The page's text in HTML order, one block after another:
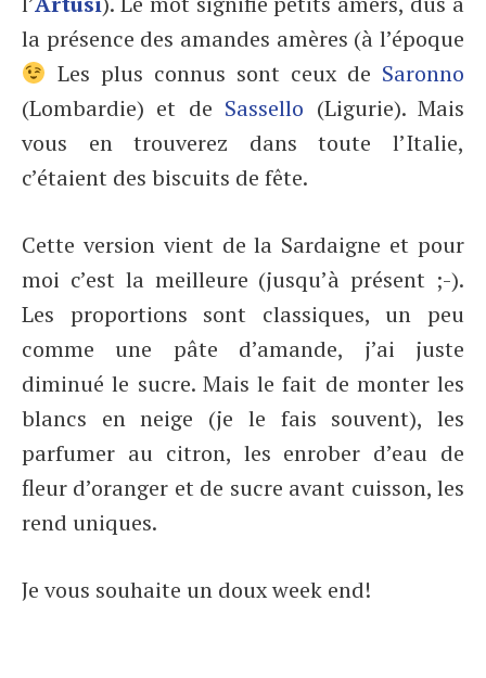
la présence des amandes amères (à l’époque
Les plus connus sont ceux de Saronno
(Lombardie) et de Sassello (Ligurie). Mais
vous en trouverez dans toute l’Italie,
c’étaient des biscuits de fête.
Cette version vient de la Sardaigne et pour
moi c’est la meilleure (jusqu’à présent ;-).
Les proportions sont classiques, un peu
comme une pâte d’amande, j’ai juste
diminué le sucre. Mais le fait de monter les
blancs en neige (je le fais souvent), les
parfumer au citron, les enrober d’eau de
fleur d’oranger et de sucre avant cuisson, les
rend uniques.
Je vous souhaite un doux week end!